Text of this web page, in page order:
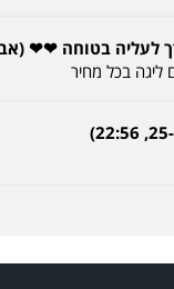
❤❤ (אבי הגרזן מור 25-
ליגה בכל מחיר